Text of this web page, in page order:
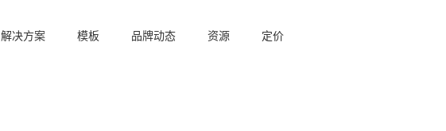
解决方案 模板 品牌动态 资源 定价